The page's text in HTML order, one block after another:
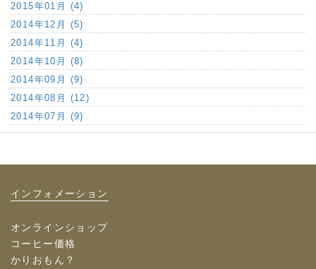
2015年01月 (4)
2014年12月 (5)
2014年11月 (4)
2014年10月 (8)
2014年09月 (9)
2014年08月 (12)
2014年07月 (9)
インフォメーション
オンラインショップ
コーヒー価格
かりおもん？